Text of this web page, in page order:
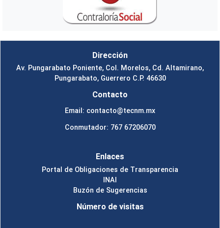
Dirección
Av. Pungarabato Poniente, Col. Morelos, Cd. Altamirano,
Pungarabato, Guerrero C.P. 46630
Contacto
Email: contacto@tecnm.mx
Conmutador: 767 67206070
Enlaces
Portal de Obligaciones de Transparencia
INAI
Buzón de Sugerencias
Número de visitas